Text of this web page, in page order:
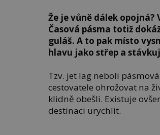
Že je vůně dálek opojná?
Časová pásma totiž
guláš. A to pak místo
hlavu jako střep a
Tzv. jet lag neboli
cestovatele ohrožovat na
klidně obešli. Existuje
destinaci urychlit.